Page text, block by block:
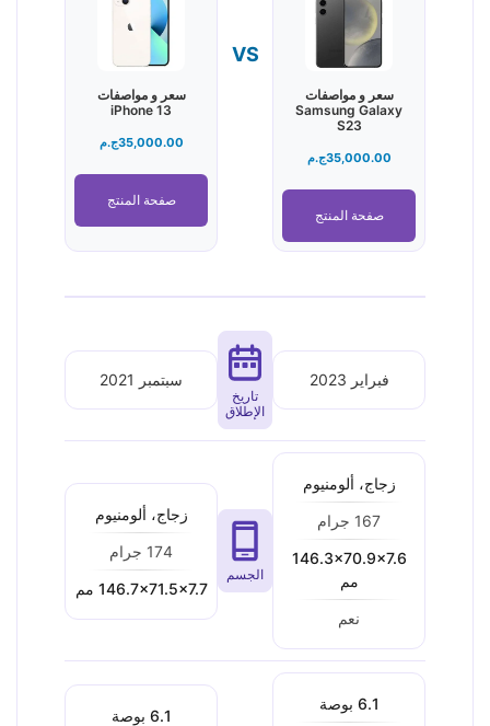
سعر و مواصفات
Samsung Galaxy
S23
ج.م35,000.00
صفحة المنتج
VS
سعر و مواصفات
iPhone 13
ج.م35,000.00
صفحة المنتج
فبراير 2023
تاريخ
الإطلاق
سبتمبر 2021
زجاج، ألومنيوم
167 جرام
146.3x70.9x7.6
مم
نعم
الجسم
زجاج، ألومنيوم
174 جرام
146.7x71.5x7.7 مم
6.1 بوصة
6.1 بوصة